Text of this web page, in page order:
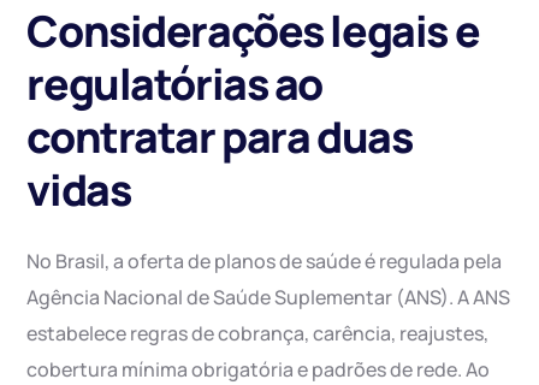
Considerações legais e
regulatórias ao
contratar para duas
vidas
No Brasil, a oferta de planos de saúde é regulada pela
Agência Nacional de Saúde Suplementar (ANS). A ANS
estabelece regras de cobrança, carência, reajustes,
cobertura mínima obrigatória e padrões de rede. Ao